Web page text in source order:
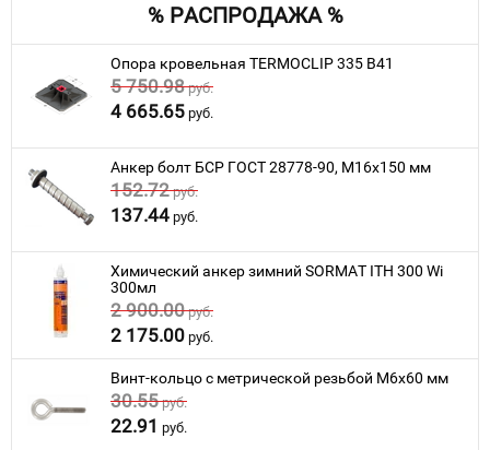
% РАСПРОДАЖА %
Опора кровельная TERMOCLIP 335 B41
5 750.98руб.
4 665.65 руб.
Анкер болт БСР ГОСТ 28778-90, M16x150 мм
152.72руб.
137.44 руб.
Химический анкер зимний SORMAT ITH 300 Wi
300мл
2 900.00руб.
2 175.00 руб.
Винт-кольцо с метрической резьбой M6x60 мм
30.55руб.
22.91 руб.